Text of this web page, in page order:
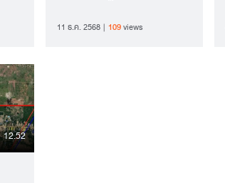
11 ธ.ค. 2568 109views
12.52